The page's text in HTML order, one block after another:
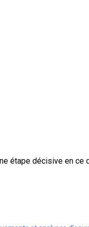
étape décisive en ce